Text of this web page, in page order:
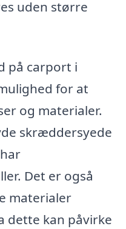
uden større
på carport i
for at
og materialer.
skræddersyede
Det er også
materialer
dette kan påvirke